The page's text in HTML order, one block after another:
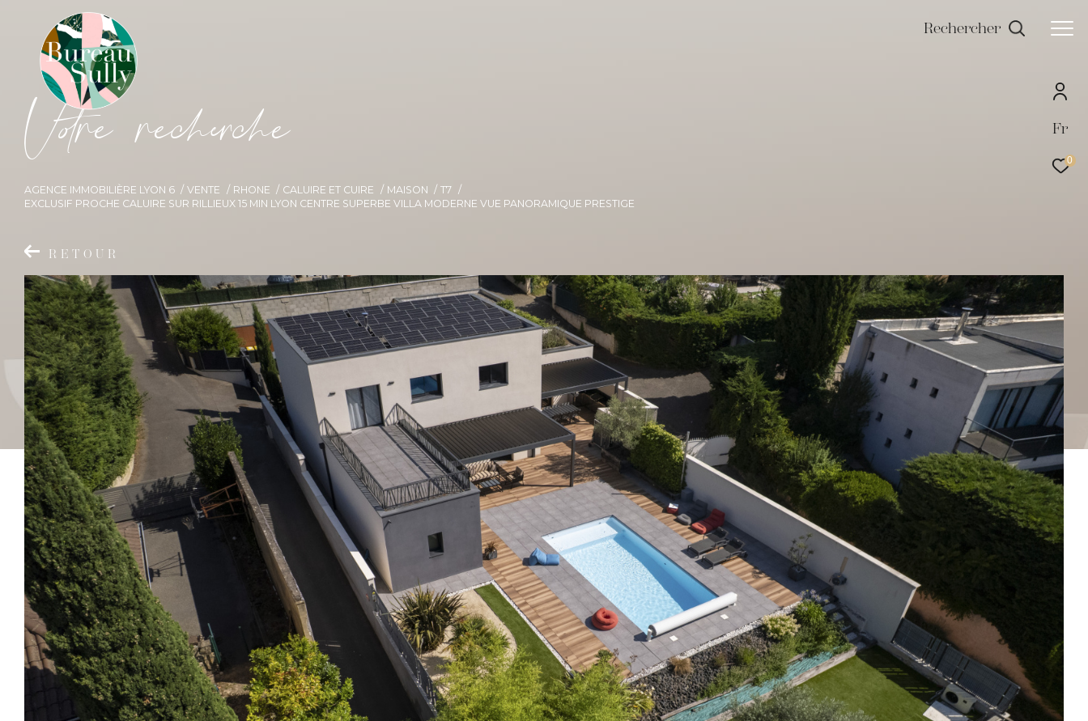
Fr
0
Rechercher
Vore recece
AGENCE IMMOBILIÈRE LYON 6 VENTE RHONE CALUIRE ET CUIRE MAISON
T7
EXCLUSIF PROCHE CALUIRE SUR RILLIEUX 15 MIN LYON CENTRE SUPERBE VILLA MODERNE VUE PANORAMIQUE PRESTIGE
RETOUR